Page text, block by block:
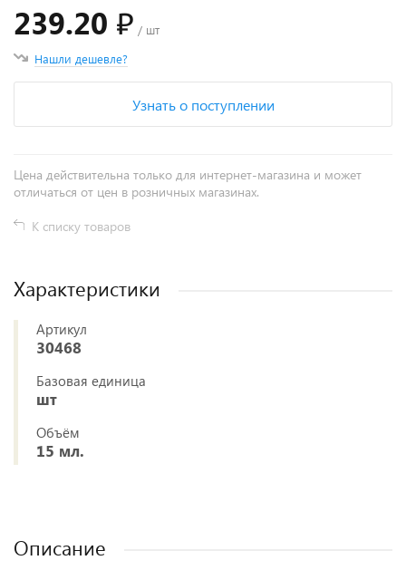
239.20 ₽ / шт
Нашли дешевле?
Узнать о поступлении
Цена действительна только для интернет-магазина и может
отличаться от цен в розничных магазинах.
К списку товаров
Характеристики
Артикул
30468
Базовая единица
шт
Объём
15 мл.
Описание